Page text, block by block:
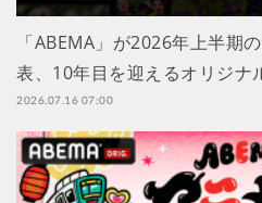
「ABEMA」が2026年上半期
表、10年目を迎えるオリジ
2026.07.16 07:00